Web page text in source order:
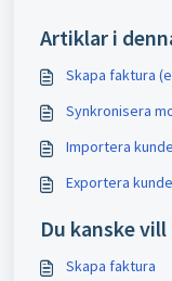
Artiklar i
Skapa faktura
Synkronisera
Importera
Exportera
Du kanske vill
Skapa faktura